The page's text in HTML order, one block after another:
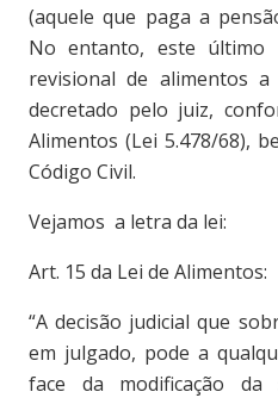
(aquele que paga a
No entanto, este último
revisional de alimentos
decretado pelo juiz,
Alimentos (Lei 5.478/68),
Código Civil.
Vejamos a letra da lei:
Art. 15 da Lei de Alimentos:
“A decisão judicial que
em julgado, pode a
face da modificação da